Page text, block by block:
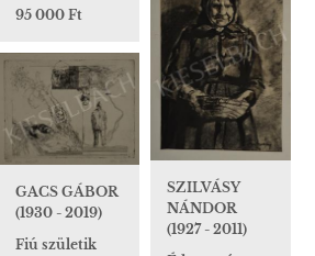
95 000 Ft
SZILVÁSY
NÁNDOR
(1927 - 2011)
GACS GÁBOR
(1930 - 2019)
Fiú születik